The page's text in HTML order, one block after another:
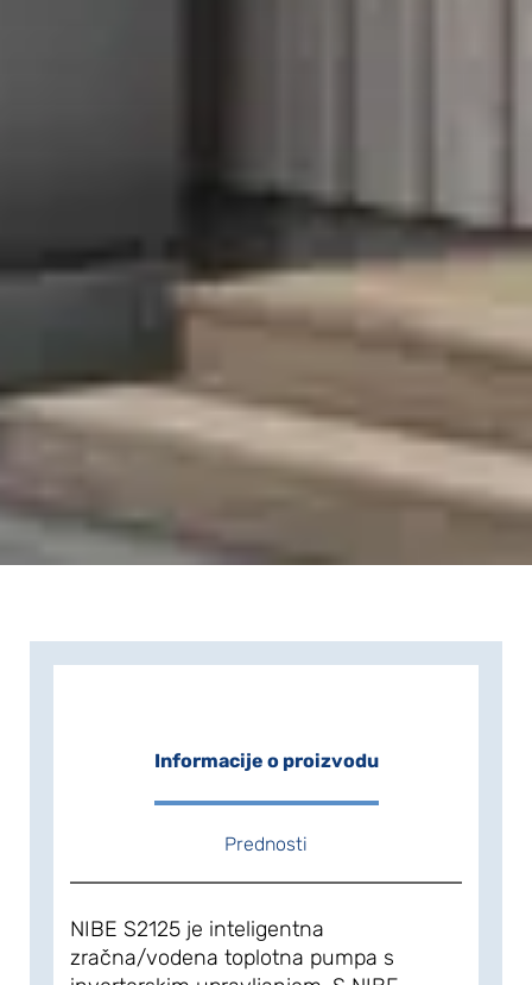
Informacije o proizvodu
Prednosti
NIBE S2125 je inteligentna
zračna/vodena toplotna pumpa s